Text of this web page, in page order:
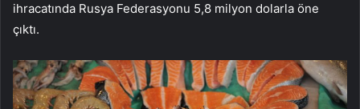
ihracatında Rusya Federasyonu 5,8 milyon dolarla öne
çıktı.